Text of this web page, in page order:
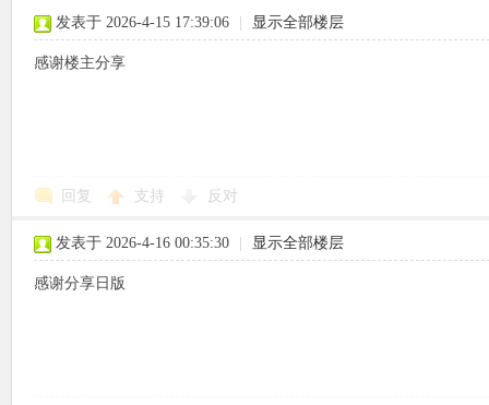
发表于 2026-4-15 17:39:06 显示全部楼层
感谢楼主分享
回复 支持 反对
发表于 2026-4-16 00:35:30 显示全部楼层
感谢分享日版